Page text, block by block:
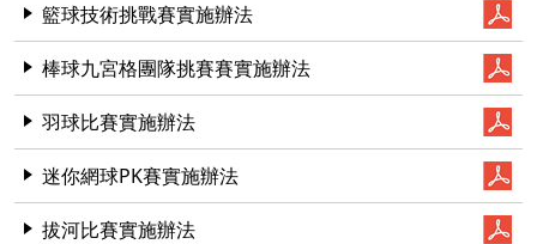
籃球技術挑戰賽實施辦法
棒球九宮格團隊挑賽賽實施辦法
羽球比賽實施辦法
迷你網球PK賽實施辦法
拔河比賽實施辦法